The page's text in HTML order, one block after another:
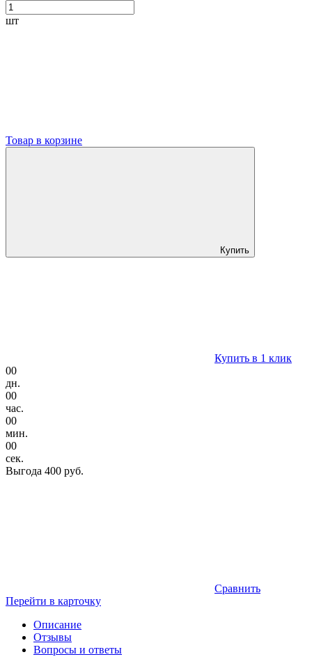
шт
Товар в корзине
Купить
Купить в 1 клик
00
дн.
00
час.
00
мин.
00
сек.
Выгода 400 руб.
Сравнить
Перейти в карточку
Описание
Отзывы
Вопросы и ответы